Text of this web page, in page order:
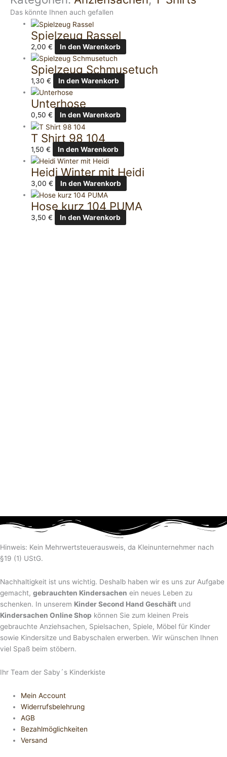
Das könnte Ihnen auch gefallen
Spielzeug Rassel
2,00€ In den Warenkorb
Spielzeug Schmusetuch
1,30€ In den Warenkorb
Unterhose
0,50€ In den Warenkorb
T Shirt 98 104
1,50€ In den Warenkorb
Heidi Winter mit Heidi
3,00€ In den Warenkorb
Hose kurz 104 PUMA
3,50€ In den Warenkorb
Hinweis: Kein Mehrwertsteuerausweis, da Kleinunternehmer nach
§19 (1) UStG.
Nachhaltigkeit ist uns wichtig. Deshalb haben wir es uns zur Aufgabe
gemacht, gebrauchten Kindersachen ein neues Leben zu
schenken. In unserem Kinder Second Hand Geschäft und
Kindersachen Online Shop können Sie zum kleinen Preis
gebrauchte Anziehsachen, Spiel­sachen, Spiele, Möbel für Kinder
sowie Kindersitze und Babyschalen erwerben. Wir wünschen Ihnen
viel Spaß beim stöbern.
Ihr Team der Saby´s Kinderkiste
Mein Account
Widerrufsbelehrung
AGB
Bezahlmöglichkeiten
Versand